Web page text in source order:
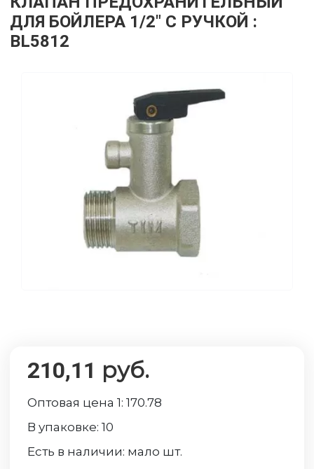
ДЛЯ БОЙЛЕРА 1/2" С РУЧКОЙ :
BL5812
210,11 руб.
Оптовая цена 1:170.78
В упаковке:10
Есть в наличии: мало шт.